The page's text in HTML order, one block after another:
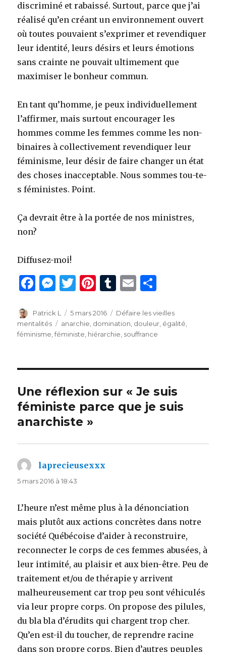
discriminé et rabaissé. Surtout, parce que j’ai
réalisé qu’en créant un environnement ouvert
où toutes pouvaient s’exprimer et revendiquer
leur identité, leurs désirs et leurs émotions
sans crainte ne pouvait ultimement que
maximiser le bonheur commun.
En tant qu’homme, je peux individuellement
l’affirmer, mais surtout encourager les
hommes comme les femmes comme les non-
binaires à collectivement revendiquer leur
féminisme, leur désir de faire changer un état
des choses inacceptable. Nous sommes tou-te-
s féministes. Point.
Ça devrait être à la portée de nos ministres,
non?
Diffusez-moi!
F
c
e
o
k
M
se
n
er
T
it
te
Pi
te
re
T
m
bl
E
ai
l
ta
g
Auteur
Patrick L
Publié
le
5 mars 2016 Catégories
Défaire les vieilles
mentalités
Étiquettes
anarchie domination douleur égalité
féminisme ,féministe hiérarchie souffrance
Une réflexion sur « Je suis
féministe parce que je suis
anarchiste »
laprecieusexxx
5 mars 2016 à 18:43
L’heure n’est même plus à la dénonciation
mais plutôt aux actions concrètes dans notre
société Québécoise d’aider à reconstruire,
reconnecter le corps de ces femmes abusées, à
leur intimité, au plaisir et aux bien-être. Peu de
traitement et/ou de thérapie y arrivent
malheureusement car trop peu sont véhiculés
via leur propre corps. On propose des pilules,
du bla bla d’érudits qui chargent trop cher.
Qu’en est-il du toucher, de reprendre racine
dans son propre corps. Bien d’autres peuples